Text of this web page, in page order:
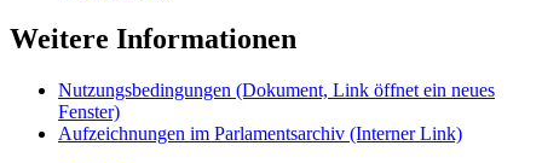
Weitere Informationen
Nutzungsbedingungen (Dokument, Link öffnet ein neues
Fenster)
Aufzeichnungen im Parlamentsarchiv (Interner Link)